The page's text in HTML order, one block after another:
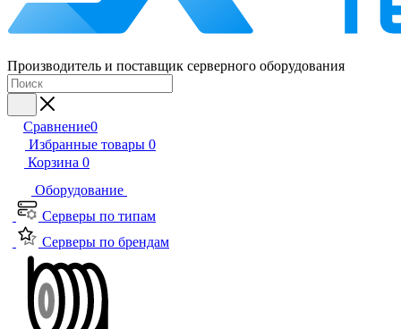
Производитель и поставщик серверного оборудования
Сравнение0
Избранные товары 0
Корзина 0
Оборудование
Серверы по типам
Серверы по брендам